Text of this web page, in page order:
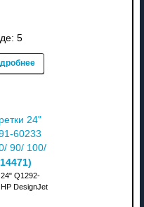
5
24"
60233
90/ 100/
14471)
Q1292-
DesignJet